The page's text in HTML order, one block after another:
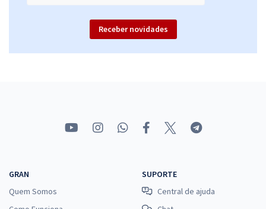
Receber novidades
GRAN
Quem Somos
SUPORTE
Central de ajuda